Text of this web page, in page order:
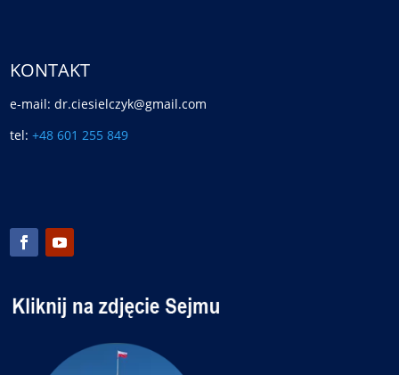
KONTAKT
e-mail: dr.ciesielczyk@gmail.com
tel:+48 601 255 849